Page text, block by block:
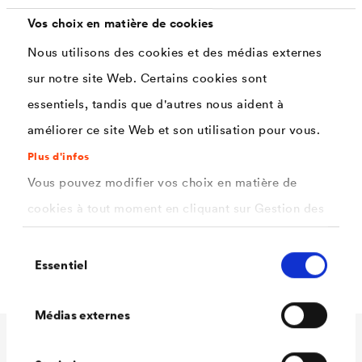
Vos choix en matière de cookies
Nous utilisons des cookies et des médias externes
sur notre site Web. Certains cookies sont
essentiels, tandis que d'autres nous aident à
améliorer ce site Web et son utilisation pour vous.
Plus d'infos
Vous pouvez modifier vos choix en matière de
cookies à tout moment en cliquant sur Gestion des
informations dans notre
politique de confidentialité
Sélectionnez les cookies que vous souhaitez
duEssentiel
Médias externes
Bois raboté.
particules ou OSB.
Métal.
en fibres de bois) doivent être préparés avant collage
avec un produit d'imprégnation (par exemple DELTA
HF PRIMER) de manière à obtenir une surface de
collage homogène et ainsi une excellente adhérence.